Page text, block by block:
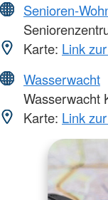
Senioren-
Karte: Link
Wasserwacht
Wasserwacht
Karte: Link